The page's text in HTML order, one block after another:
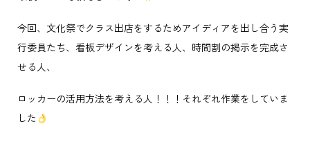
今回、文化祭でクラス出店をするためアイディアを出し合う実
行委員たち、看板デザインを考える人、時間割の掲示を完成さ
せる人、
ロッカーの活用方法を考える人！！！それぞれ作業をしていま
した